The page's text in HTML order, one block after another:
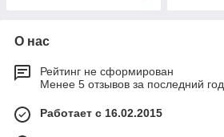
О нас
Рейтинг не сформирован
Менее 5 отзывов за последний год
Работает с 16.02.2015